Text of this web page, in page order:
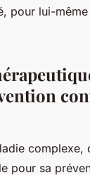
pour lui-
complexe,
pour sa